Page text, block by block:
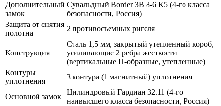
Дополнительный
замок
Сувальдный Border ЗВ 8-6 К5 (4-го класса
безопасности, Россия)
Защита от снятия
полотна
2 противосъемных ригеля
Конструкция
Сталь 1,5 мм, закрытый утепленный короб,
усиливающие 2 ребра жесткости
(вертикальные П-образные, утепленные)
Контуры
уплотнения
3 контура (1 магнитный) уплотнения
Основной замок
Цилиндровый Гардиан 32.11 (4-го
наивысшего класса безопасности, Россия)